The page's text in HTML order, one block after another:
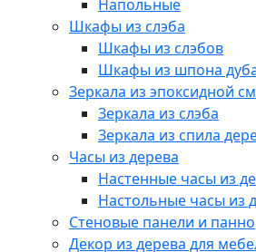
Напольные
Шкафы из слэба
Шкафы из слэбов
Шкафы из шпона
Зеркала из эпоксидной
Зеркала из слэба
Зеркала из спила
Часы из дерева
Настенные часы из
Настольные часы из
Стеновые панели и панно
Декор из дерева для